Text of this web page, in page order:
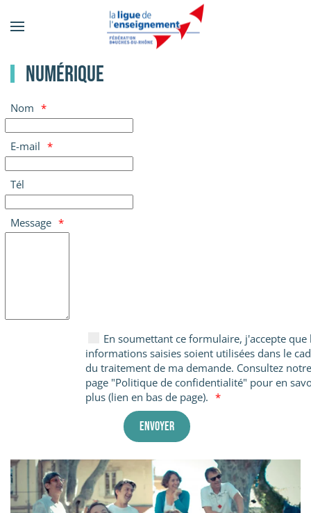
contenu
principal
Numérique
Nom
E-mail
Tél
Message
En soumettant ce formulaire, j'accepte que
informations saisies soient utilisées dans le
du traitement de ma demande. Consultez notre
page "Politique de confidentialité" pour en
plus (lien en bas de page).